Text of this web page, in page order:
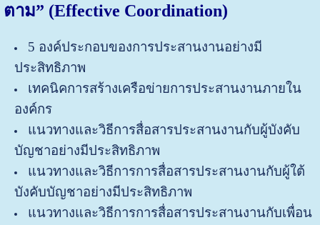
ตาม” (Effective Coordination)
5 องค์ประกอบของการประสานงานอย่างมี
ประสิทธิภาพ
เทคนิคการสร้างเครือข่ายการประสานงานภายใน
องค์กร
แนวทางและวิธีการสื่อสารประสานงานกับผู้บังคับ
บัญชาอย่างมีประสิทธิภาพ
แนวทางและวิธีการการสื่อสารประสานงานกับผู้ใต้
บังคับบัญชาอย่างมีประสิทธิภาพ
แนวทางและวิธีการการสื่อสารประสานงานกับเพื่อน